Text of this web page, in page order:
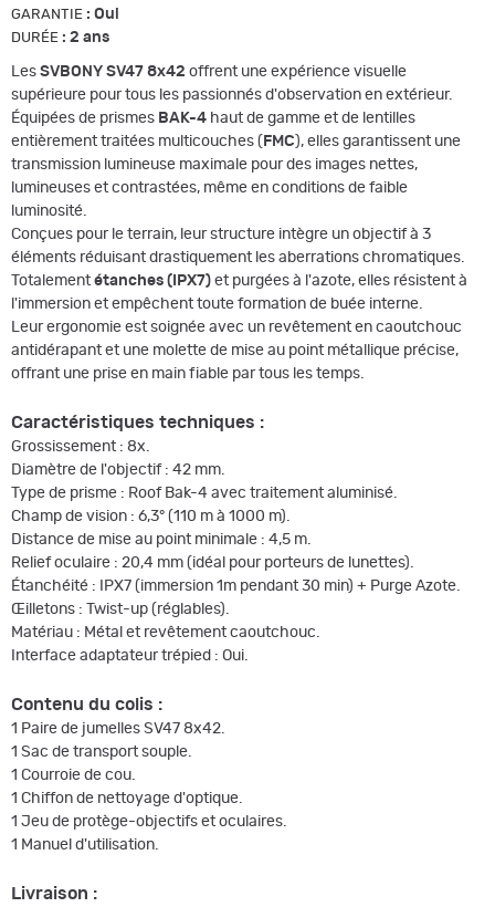
GARANTIE : Oui
DURÉE : 2 ans
Les SVBONY SV47 8x42 offrent une expérience visuelle
supérieure pour tous les passionnés d'observation en extérieur.
Équipées de prismes BAK-4 haut de gamme et de lentilles
entièrement traitées multicouches ( FMC), elles garantissent une
transmission lumineuse maximale pour des images nettes,
lumineuses et contrastées, même en conditions de faible
luminosité.
Conçues pour le terrain, leur structure intègre un objectif à 3
éléments réduisant drastiquement les aberrations chromatiques.
Totalement étanches (IPX7) et purgées à l'azote, elles résistent à
l'immersion et empêchent toute formation de buée interne.
Leur ergonomie est soignée avec un revêtement en caoutchouc
antidérapant et une molette de mise au point métallique précise,
offrant une prise en main fiable par tous les temps.
Caractéristiques techniques :
Grossissement : 8x.
Diamètre de l'objectif : 42 mm.
Type de prisme : Roof Bak-4 avec traitement aluminisé.
Champ de vision : 6,3° (110 m à 1000 m).
Distance de mise au point minimale : 4,5 m.
Relief oculaire : 20,4 mm (idéal pour porteurs de lunettes).
Étanchéité : IPX7 (immersion 1m pendant 30 min) + Purge Azote.
Œilletons : Twist-up (réglables).
Matériau : Métal et revêtement caoutchouc.
Interface adaptateur trépied : Oui.
Contenu du colis :
1 Paire de jumelles SV47 8x42.
1 Sac de transport souple.
1 Courroie de cou.
1 Chiffon de nettoyage d'optique.
1 Jeu de protège-objectifs et oculaires.
1 Manuel d'utilisation.
Livraison :